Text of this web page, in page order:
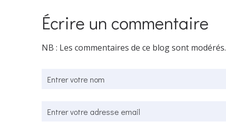
Écrire un commentaire
NB : Les commentaires de ce blog sont modérés.